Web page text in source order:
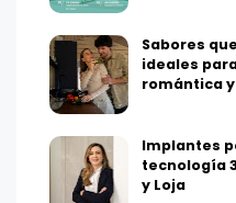
Sabores
ideales
romántica
Implantes
tecnología
y Loja